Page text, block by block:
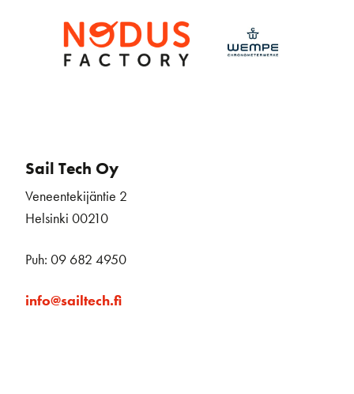
Sail Tech Oy
Veneentekijäntie 2
Helsinki 00210
Puh: 09 682 4950
info@sailtech.fi